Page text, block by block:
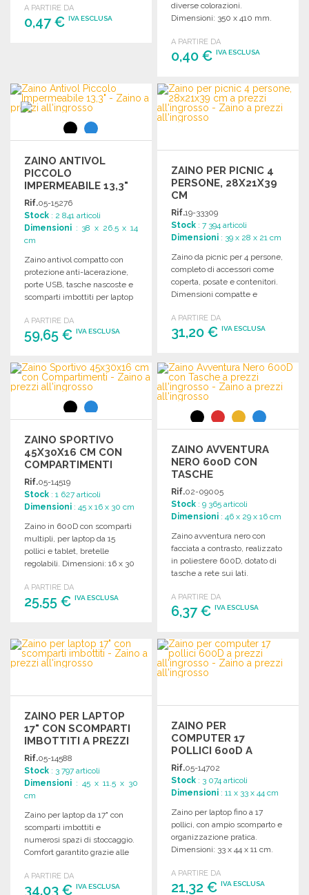
A PARTIRE DA
0,47 € IVA ESCLUSA
diverse colorazioni.
Dimensioni: 350 x 410 mm.
A PARTIRE DA
0,40 €IVA ESCLUSA
ORDINARE
Richiedi un preventivo
ZAINO ANTIVOL
PICCOLO
IMPERMEABILE 13,3"
Rif.05-15276
Stock : 2 841 articoli
Dimensioni : 38 x 26.5 x 14
cm
Zaino antivol compatto con
protezione anti-lacerazione,
porte USB, tasche nascoste e
scomparti imbottiti per laptop
A PARTIRE DA
59,65 € IVA ESCLUSA
ORDINARE
Richiedi un preventivo
ZAINO PER PICNIC 4
PERSONE, 28X21X39
CM
Rif.19-33309
Stock : 7 394 articoli
Dimensioni : 39 x 28 x 21 cm
Zaino da picnic per 4 persone,
completo di accessori come
coperta, posate e contenitori.
Dimensioni compatte e
A PARTIRE DA
31,20 €IVA ESCLUSA
ORDINARE
Richiedi un preventivo
ZAINO SPORTIVO
45X30X16 CM CON
COMPARTIMENTI
Rif.05-14519
Stock : 1 627 articoli
Dimensioni : 45 x 16 x 30 cm
Zaino in 600D con scomparti
multipli, per laptop da 15
pollici e tablet, bretelle
regolabili. Dimensioni: 16 x 30
A PARTIRE DA
25,55 € IVA ESCLUSA
Richiedi un preventivo
ZAINO AVVENTURA
NERO 600D CON
TASCHE
Rif.02-09005
Stock : 9 365 articoli
Dimensioni : 46 x 29 x 16 cm
Zaino avventura nero con
facciata a contrasto, realizzato
in poliestere 600D, dotato di
tasche a rete sui lati.
A PARTIRE DA
6,37 €IVA ESCLUSA
ORDINARE
Richiedi un preventivo
ZAINO PER LAPTOP
17" CON SCOMPARTI
IMBOTTITI A PREZZI
ALL'INGROSSO
Rif.05-14588
Stock : 3 797 articoli
Dimensioni : 45 x 11.5 x 30
cm
Zaino per laptop da 17" con
scomparti imbottiti e
numerosi spazi di stoccaggio.
Comfort garantito grazie alle
A PARTIRE DA
34,03 € IVA ESCLUSA
ZAINO PER
COMPUTER 17
POLLICI 600D A
PREZZI
ALL'INGROSSO
Rif.05-14702
Stock : 3 074 articoli
Dimensioni : 11 x 33 x 44 cm
Zaino per laptop fino a 17
pollici, con ampio scomparto e
organizzazione pratica.
Dimensioni: 33 x 44 x 11 cm.
A PARTIRE DA
21,32 €IVA ESCLUSA